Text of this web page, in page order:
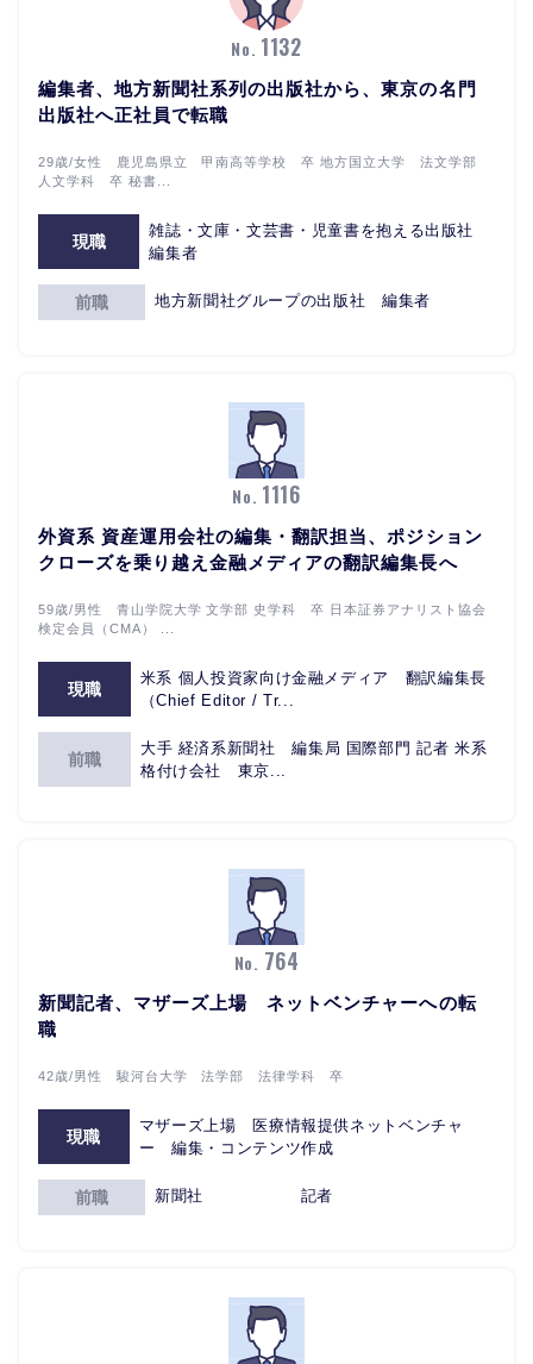
No. 1132
編集者、地方新聞社系列の出版社から、東京の名門
出版社へ正社員で転職
29歳/女性 鹿児島県立 甲南高等学校 卒 地方国立大学 法文学部
人文学科 卒 秘書...
現職
雑誌・文庫・文芸書・児童書を抱える出版社
編集者
前職 地方新聞社グループの出版社 編集者
No. 1116
外資系 資産運用会社の編集・翻訳担当、ポジション
クローズを乗り越え金融メディアの翻訳編集長へ
59歳/男性 青山学院大学 文学部 史学科 卒 日本証券アナリスト協会
検定会員（CMA） ...
現職
米系 個人投資家向け金融メディア 翻訳編集長
（Chief Editor / Tr...
前職
大手 経済系新聞社 編集局 国際部門 記者 米系
格付け会社 東京...
No. 764
新聞記者、マザーズ上場 ネットベンチャーへの転
職
42歳/男性 駿河台大学 法学部 法律学科 卒
現職
マザーズ上場 医療情報提供ネットベンチャ
ー 編集・コンテンツ作成
前職 新聞社 記者